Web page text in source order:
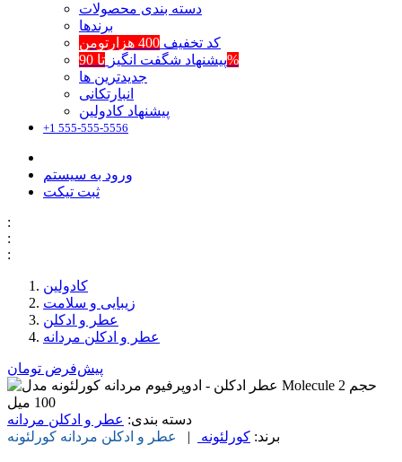
دسته بندی محصولات
برند‌ها
کد تخفیف 400 هزارتومن
پیشنهاد شگفت انگیزتا 90%
جدیدترین ها
انبارتکانی
پیشنهاد کادولین
+1 555-555-5556
ورود به سیستم
ثبت تیکت
:
:
:
کادولین
زیبایی و سلامت
عطر و ادکلن
عطر و ادکلن مردانه
پیش‌فرض تومان
دسته بندی: عطر و ادکلن مردانه
برند: کورلئونه | عطر و ادکلن مردانه کورلئونه